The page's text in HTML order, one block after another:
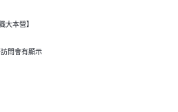
大本營】
問會有顯示